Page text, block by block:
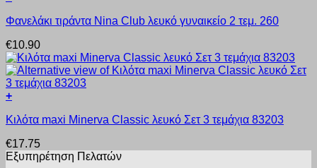
να
στη
σελίδα
του
προϊόντος
το
έχει
πολλαπλές
παραλλαγές.
Οι
επιλογές
να
στη
σελίδα
Φανελάκι τιράντα Nina Club λευκό γυναικείο 2 τεμ. 260
€10.90
+
το
έχει
πολλαπλές
Κιλότα maxi Minerva Classic λευκό Σετ 3 τεμάχια 83203
€17.75
Εξυπηρέτηση Πελατών